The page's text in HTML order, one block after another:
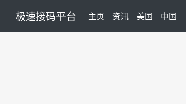
极速接码平台 主页 (current)
资讯 美国 中国